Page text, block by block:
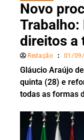
Novo
Trabalho:
direitos a
Redação 01/
Gláucio Araújo
quinta (28) e
todas as formas